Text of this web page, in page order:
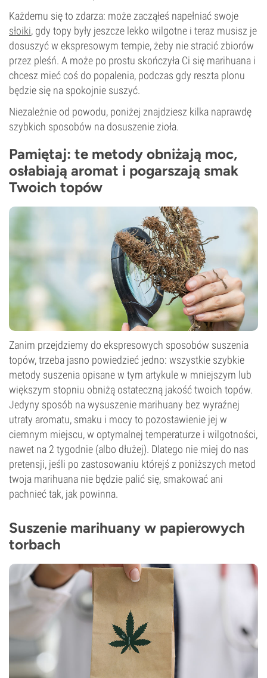
Każdemu się to zdarza: może zacząłeś napełniać swoje
słoiki, gdy topy były jeszcze lekko wilgotne i teraz musisz je
dosuszyć w ekspresowym tempie, żeby nie stracić zbiorów
przez pleśń. A może po prostu skończyła Ci się marihuana i
chcesz mieć coś do popalenia, podczas gdy reszta plonu
będzie się na spokojnie suszyć.
Niezależnie od powodu, poniżej znajdziesz kilka naprawdę
szybkich sposobów na dosuszenie zioła.
Pamiętaj: te metody obniżają moc,
osłabiają aromat i pogarszają smak
Twoich topów
Zanim przejdziemy do ekspresowych sposobów suszenia
topów, trzeba jasno powiedzieć jedno: wszystkie szybkie
metody suszenia opisane w tym artykule w mniejszym lub
większym stopniu obniżą ostateczną jakość twoich topów.
Jedyny sposób na wysuszenie marihuany bez wyraźnej
utraty aromatu, smaku i mocy to pozostawienie jej w
ciemnym miejscu, w optymalnej temperaturze i wilgotności,
nawet na 2 tygodnie (albo dłużej). Dlatego nie miej do nas
pretensji, jeśli po zastosowaniu którejś z poniższych metod
twoja marihuana nie będzie palić się, smakować ani
pachnieć tak, jak powinna.
Suszenie marihuany w papierowych
torbach